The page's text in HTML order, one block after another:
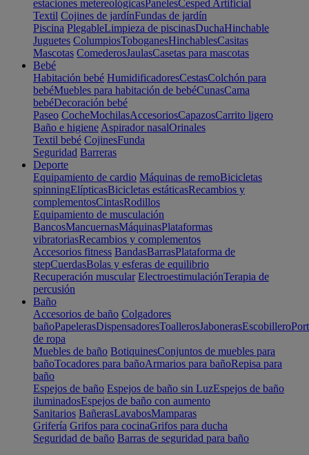
estaciones metereológicasPanelesCesped Artificial
Textil Cojines de jardínFundas de jardín
Piscina PlegableLimpieza de piscinasDuchaHinchable
Juguetes ColumpiosToboganesHinchablesCasitas
Mascotas ComederosJaulasCasetas para mascotas
Bebé
Habitación bebé HumidificadoresCestasColchón para
bebéMuebles para habitación de bebéCunasCama
bebéDecoración bebé
Paseo CocheMochilasAccesoriosCapazosCarrito ligero
Baño e higiene Aspirador nasalOrinales
Textil bebé CojinesFunda
Seguridad Barreras
Deporte
Equipamiento de cardio Máquinas de remoBicicletas
spinningElípticasBicicletas estáticasRecambios y
complementosCintasRodillos
Equipamiento de musculación
BancosMancuernasMáquinasPlataformas
vibratoriasRecambios y complementos
Accesorios fitness BandasBarrasPlataforma de
stepCuerdasBolas y esferas de equilibrio
Recuperación muscular ElectroestimulaciónTerapia de
percusión
Baño
Accesorios de baño Colgadores
bañoPapelerasDispensadoresToallerosJabonerasEscobillero
de ropa
Muebles de baño BotiquinesConjuntos de muebles para
bañoTocadores para bañoArmarios para bañoRepisa para
baño
Espejos de baño Espejos de baño sin LuzEspejos de baño
iluminadosEspejos de baño con aumento
Sanitarios BañerasLavabosMamparas
Grifería Grifos para cocinaGrifos para ducha
Seguridad de baño Barras de seguridad para baño